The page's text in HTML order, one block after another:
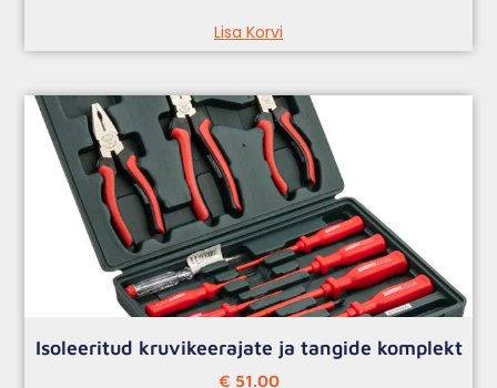
Lisa Korvi
Isoleeritud kruvikeerajate ja tangide komplekt
€ 51.00